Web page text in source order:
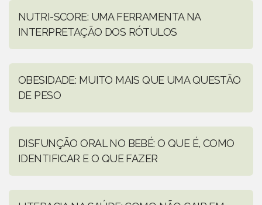
NUTRI-SCORE: UMA FERRAMENTA NA
INTERPRETAÇÃO DOS RÓTULOS
OBESIDADE: MUITO MAIS QUE UMA QUESTÃO
DE PESO
DISFUNÇÃO ORAL NO BEBÉ: O QUE É, COMO
IDENTIFICAR E O QUE FAZER